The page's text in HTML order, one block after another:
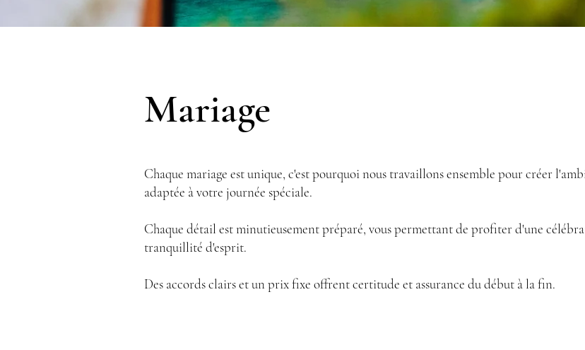
Mariage
Chaque mariage est unique, c'est pourquoi nous travaillons ensemble pour créer
adaptée à votre journée spéciale.
Chaque détail est minutieusement préparé, vous permettant de profiter d'une
tranquillité d'esprit.
Des accords clairs et un prix fixe offrent certitude et assurance du début à la fin.